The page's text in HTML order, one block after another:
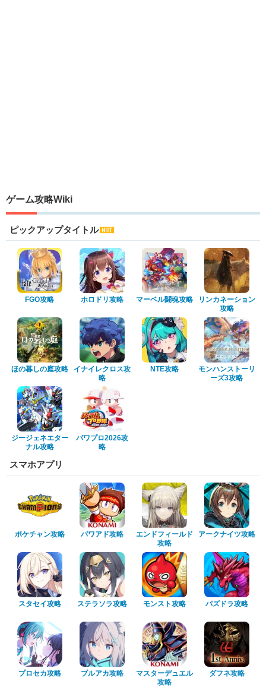
ゲーム攻略Wiki
ピックアップタイトル
FGO攻略 ホロドリ攻略 マーベル闘魂攻略
リンカネーション
攻略
ほの暮しの庭攻略
イナイレクロス攻
略
NTE攻略
モンハンストーリ
ーズ3攻略
ジージェネエター
ナル攻略
パワプロ2026攻
略
スマホアプリ
ポケチャン攻略 パワアド攻略
エンドフィールド
攻略
アークナイツ攻略
スタセイ攻略 ステラソラ攻略 モンスト攻略 パズドラ攻略
プロセカ攻略 ブルアカ攻略
マスターデュエル
攻略
ダフネ攻略